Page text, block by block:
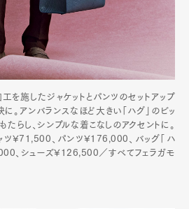
工を施したジャケットとパンツのセットアップ
。アンバランスなほど大きい「ハグ」のビッ
らし、シンプルな着こなしのアクセントに。
ツ¥71,500、パンツ¥176,000、バッグ「ハ
、シューズ¥126,500／すべてフェラガモ